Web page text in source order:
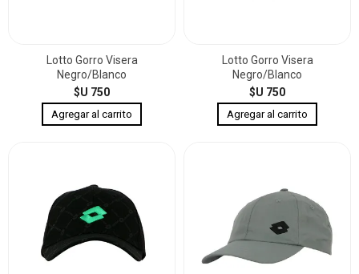
Lotto Gorro Visera
Negro/Blanco
$U 750
Lotto Gorro Visera
Negro/Blanco
$U 750